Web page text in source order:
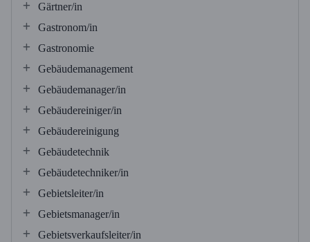
Gärtner/in
Gastronom/in
Gastronomie
Gebäudemanagement
Gebäudemanager/in
Gebäudereiniger/in
Gebäudereinigung
Gebäudetechnik
Gebäudetechniker/in
Gebietsleiter/in
Gebietsmanager/in
Gebietsverkaufsleiter/in